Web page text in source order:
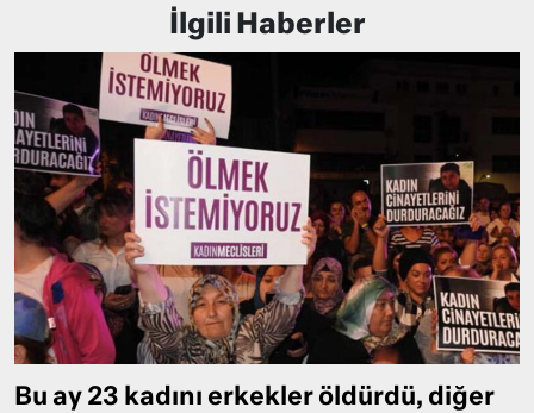
İlgili Haberler
Bu ay 23 kadını erkekler öldürdü, diğer